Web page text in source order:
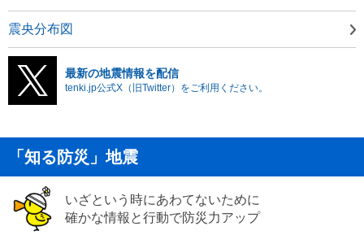
震央分布図
最新の地震情報を配信
tenki.jp公式X（旧Twitter）をご利用ください。
「知る防災」地震
いざという時にあわてないために
確かな情報と行動で防災力アップ